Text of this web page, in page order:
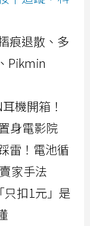
痕退散、多
Pikmin
機開箱！
身電影院
雷！電池循
家手法
只扣1元」是